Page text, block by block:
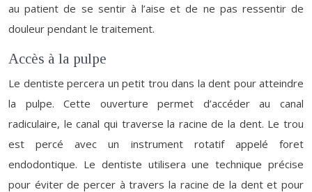
au patient de se sentir à l’aise et de ne pas ressentir de
douleur pendant le traitement.
Accès à la pulpe
Le dentiste percera un petit trou dans la dent pour atteindre
la pulpe. Cette ouverture permet d’accéder au canal
radiculaire, le canal qui traverse la racine de la dent. Le trou
est percé avec un instrument rotatif appelé foret
endodontique. Le dentiste utilisera une technique précise
pour éviter de percer à travers la racine de la dent et pour